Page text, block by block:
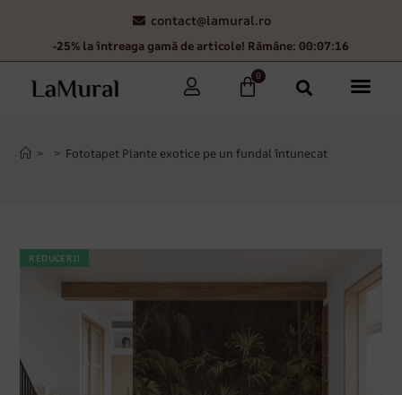
contact@lamural.ro
-25% la întreaga gamă de articole! Rămâne: 00:07:15
0
> > Fototapet Plante exotice pe un fundal întunecat
REDUCERI!